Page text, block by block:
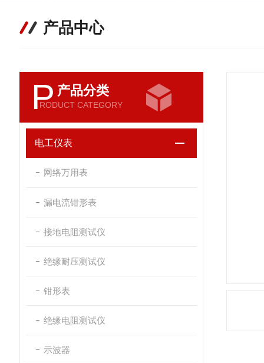
产品中心
P 产品分类
RODUCT CATEGORY
电工仪表
网络万用表
漏电流钳形表
接地电阻测试仪
绝缘耐压测试仪
钳形表
绝缘电阻测试仪
示波器